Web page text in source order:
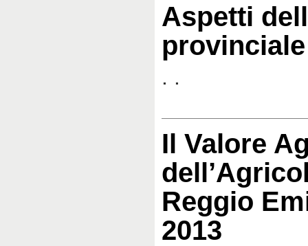
Aspetti
. .
Il Valore
Reggio
2013